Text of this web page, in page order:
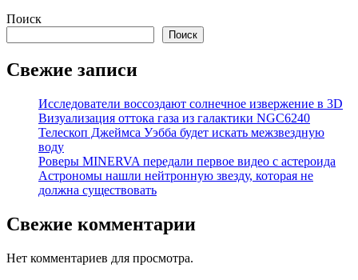
Поиск
Поиск
Свежие записи
Исследователи воссоздают солнечное извержение в 3D
Визуализация оттока газа из галактики NGC6240
Телескоп Джеймса Уэбба будет искать межзвездную
воду
Роверы MINERVA передали первое видео с астероида
Астрономы нашли нейтронную звезду, которая не
должна существовать
Свежие комментарии
Нет комментариев для просмотра.